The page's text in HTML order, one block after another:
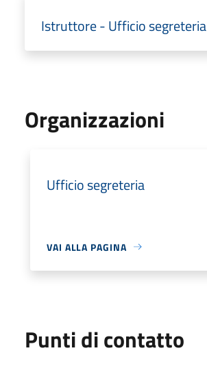
Istruttore - Ufficio segreteria
Organizzazioni
Ufficio segreteria
VAI ALLA PAGINA
Punti di contatto